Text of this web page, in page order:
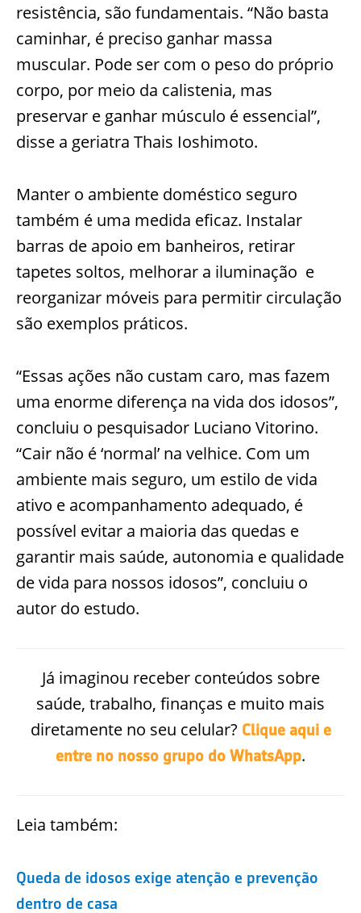
resistência, são fundamentais. “Não basta
caminhar, é preciso ganhar massa
muscular. Pode ser com o peso do próprio
corpo, por meio da calistenia, mas
preservar e ganhar músculo é essencial”,
disse a geriatra Thais Ioshimoto.
Manter o ambiente doméstico seguro
também é uma medida eficaz. Instalar
barras de apoio em banheiros, retirar
tapetes soltos, melhorar a iluminação e
reorganizar móveis para permitir circulação
são exemplos práticos.
“Essas ações não custam caro, mas fazem
uma enorme diferença na vida dos idosos”,
concluiu o pesquisador Luciano Vitorino.
“Cair não é ‘normal’ na velhice. Com um
ambiente mais seguro, um estilo de vida
ativo e acompanhamento adequado, é
possível evitar a maioria das quedas e
garantir mais saúde, autonomia e qualidade
de vida para nossos idosos”, concluiu o
autor do estudo.
Já imaginou receber conteúdos sobre
saúde, trabalho, finanças e muito mais
diretamente no seu celular? Clique aqui e
entre no nosso grupo do WhatsApp.
Leia também:
Queda de idosos exige atenção e prevenção
dentro de casa